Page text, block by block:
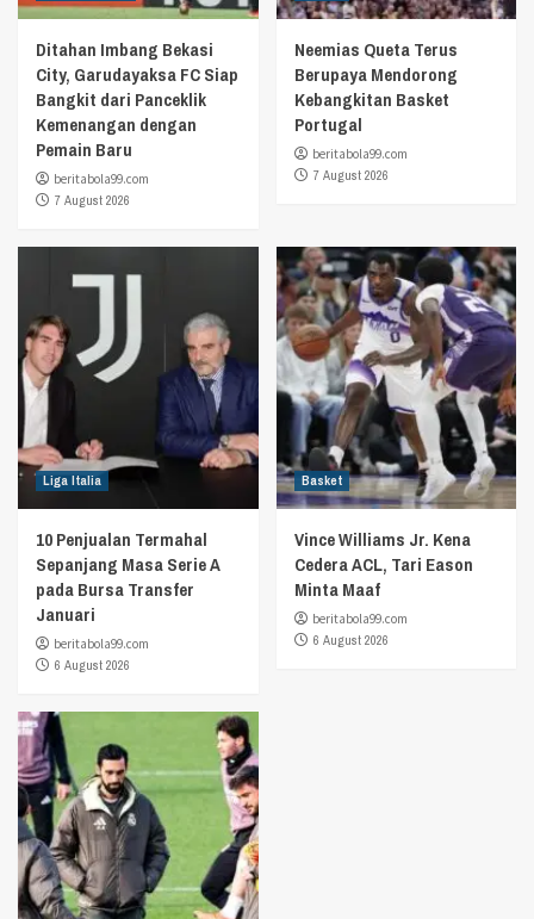
Ditahan Imbang Bekasi
City, Garudayaksa FC Siap
Bangkit dari Panceklik
Kemenangan dengan
Pemain Baru
beritabola99.com
7 August 2026
Neemias Queta Terus
Berupaya Mendorong
Kebangkitan Basket
Portugal
beritabola99.com
7 August 2026
Liga Italia
10 Penjualan Termahal
Sepanjang Masa Serie A
pada Bursa Transfer
Januari
beritabola99.com
6 August 2026
Basket
Vince Williams Jr. Kena
Cedera ACL, Tari Eason
Minta Maaf
beritabola99.com
6 August 2026